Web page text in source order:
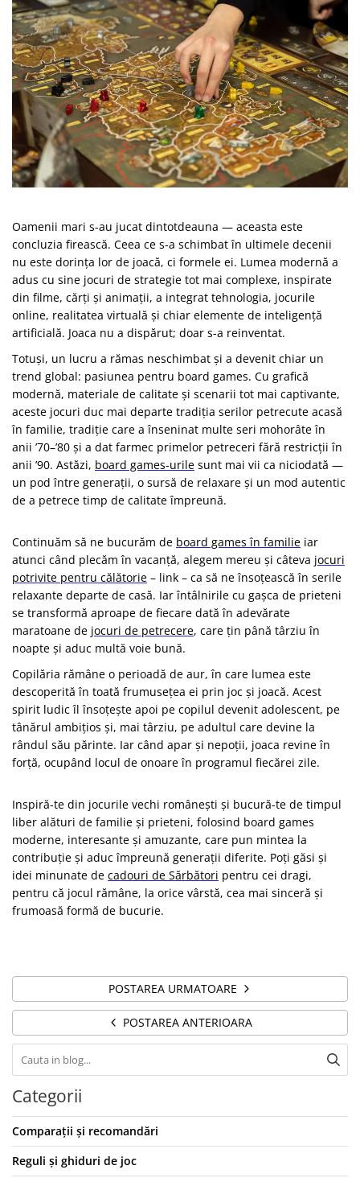
Oamenii mari s-au jucat dintotdeauna — aceasta este
concluzia firească. Ceea ce s-a schimbat în ultimele decenii
nu este dorința lor de joacă, ci formele ei. Lumea modernă a
adus cu sine jocuri de strategie tot mai complexe, inspirate
din filme, cărți și animații, a integrat tehnologia, jocurile
online, realitatea virtuală și chiar elemente de inteligență
artificială. Joaca nu a dispărut; doar s-a reinventat.
Totuși, un lucru a rămas neschimbat și a devenit chiar un
trend global: pasiunea pentru board games. Cu grafică
modernă, materiale de calitate și scenarii tot mai captivante,
aceste jocuri duc mai departe tradiția serilor petrecute acasă
în familie, tradiție care a înseninat multe seri mohorâte în
anii ’70–’80 și a dat farmec primelor petreceri fără restricții în
anii ’90. Astăzi, board games-urile sunt mai vii ca niciodată —
un pod între generații, o sursă de relaxare și un mod autentic
de a petrece timp de calitate împreună.
Continuăm să ne bucurăm de board games în familie iar
atunci când plecăm în vacanță, alegem mereu și câteva jocuri
potrivite pentru călătorie – link – ca să ne însoțească în serile
relaxante departe de casă. Iar întâlnirile cu gașca de prieteni
se transformă aproape de fiecare dată în adevărate
maratoane de jocuri de petrecere, care țin până târziu în
noapte și aduc multă voie bună.
Copilăria rămâne o perioadă de aur, în care lumea este
descoperită în toată frumusețea ei prin joc și joacă. Acest
spirit ludic îl însoțește apoi pe copilul devenit adolescent, pe
tânărul ambițios și, mai târziu, pe adultul care devine la
rândul său părinte. Iar când apar și nepoții, joaca revine în
forță, ocupând locul de onoare în programul fiecărei zile.
Inspiră-te din jocurile vechi românești și bucură-te de timpul
liber alături de familie și prieteni, folosind board games
moderne, interesante și amuzante, care pun mintea la
contribuție și aduc împreună generații diferite. Poți găsi și
idei minunate de cadouri de Sărbători pentru cei dragi,
pentru că jocul rămâne, la orice vârstă, cea mai sinceră și
frumoasă formă de bucurie.
POSTAREA URMATOARE
POSTAREA ANTERIOARA
Categorii
Comparații și recomandări
Reguli și ghiduri de joc